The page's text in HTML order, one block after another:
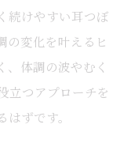
続けやすい耳つぼ
の変化を叶えるヒ
、体調の波やむく
立つアプローチを
ずです。